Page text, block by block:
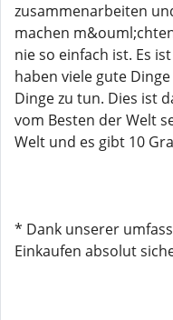
zusammenarbeiten
machen
nie so einfach ist. Es
haben viele gute
Dinge zu tun. Dies ist
vom Besten der Welt
Welt und es gibt 10
* Dank unserer
Einkaufen absolut